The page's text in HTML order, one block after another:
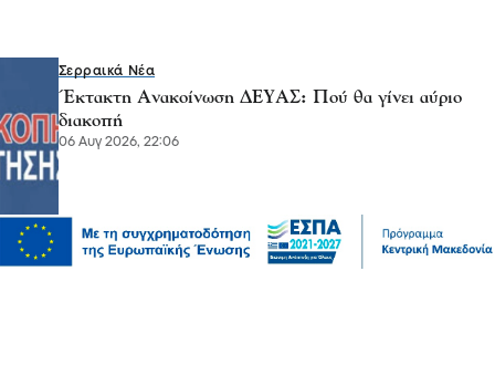
Σερραικά Νέα
Έκτακτη Ανακοίνωση ΔΕΥΑΣ: Πού θα γίνει αύριο
διακοπή
06 Αυγ 2026, 22:06
Πολιτική
Χρηματοδότηση 204,6 εκατ. ευρώ από το Εθνικό